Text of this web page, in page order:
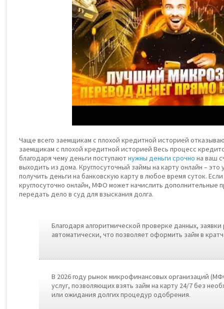
Чаще всего заемщикам с плохой кредитной историей
заемщикам с плохой кредитной историей Весь процесс
благодаря чему деньги поступаютнужны деньги срочно на ваш
выходить из дома. Круглосуточный займы на карту онлайн –
получить деньги на банковскую карту в любое время суток.
круглосуточно онлайн, МФО может начислить дополнительные
передать дело в суд для взыскания долга.
Благодаря алгоритмической проверке данных,
автоматически, что позволяет оформить займ в
В 2026 году рынок микрофинансовых организаций
услуг, позволяющих взять займ на карту 24/7 без
или ожидания долгих процедур одобрения.